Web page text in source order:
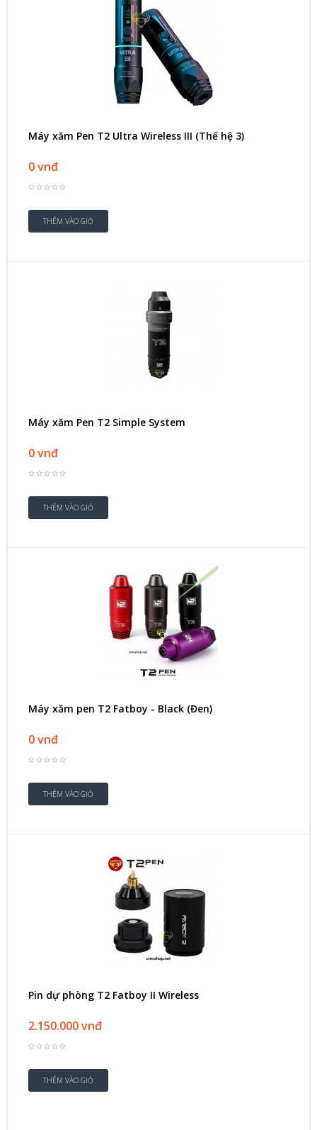
Máy xăm Pen T2 Ultra Wireless III (Thế hệ 3)
0 vnđ
Máy xăm Pen T2 Simple System
0 vnđ
Máy xăm pen T2 Fatboy - Black (Đen)
0 vnđ
Pin dự phòng T2 Fatboy II Wireless
2.150.000 vnđ